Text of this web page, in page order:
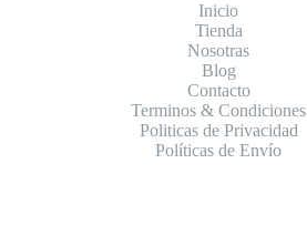
Inicio
Tienda
Nosotras
Blog
Contacto
Terminos & Condiciones
Politicas de Privacidad
Políticas de Envío